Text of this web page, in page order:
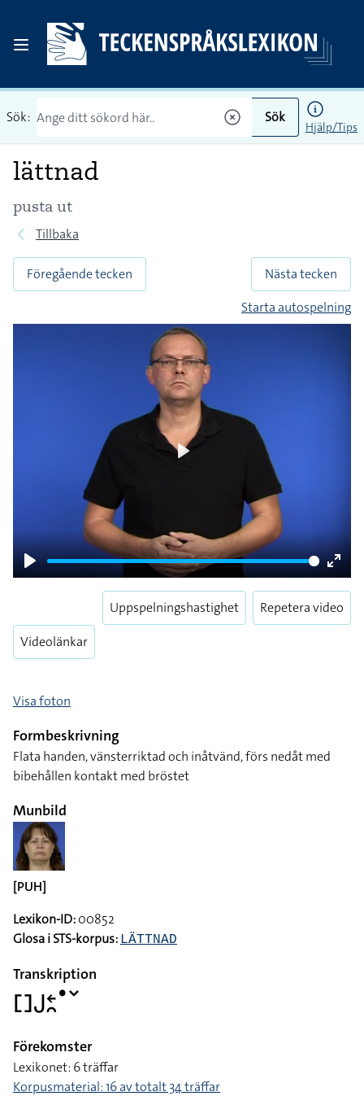
Sök: Sök
Hjälp/Tips
lättnad
pusta ut
Tillbaka
Föregående tecken
Nästa tecken
Starta autospelning
Play
Enter
Videolänkar
Uppspelningshastighet Repetera video
Visa foton
Formbeskrivning
Flata handen, vänsterriktad och inåtvänd, förs nedåt med
bibehållen kontakt med bröstet
Munbild
[PUH]
Lexikon-ID:00852
Glosa i STS-korpus: LÄTTNAD
Transkription
􌤓􌤢􌥓􌥘􌤟􌥧
Förekomster
Lexikonet: 6 träffar
Korpusmaterial: 16 av totalt 34 träffar